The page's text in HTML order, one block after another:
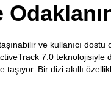
ve kullanıcı
7.0 teknolojisiyle
taşıyor. Bir dizi akıllı